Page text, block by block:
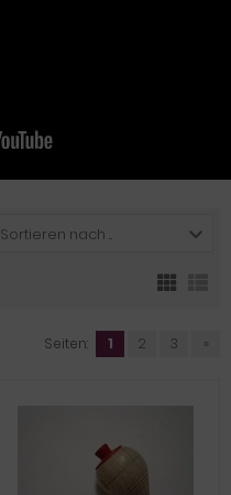
Sortieren nach ...
Seiten: 1 2 3 »